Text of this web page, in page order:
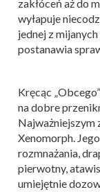
zakłóceń aż do
wyłapuje
jednej z
postanawia
Kręcąc
na dobre
Najważniejszym
Xenomorph.
rozmnażania,
pierwotny,
umiejętnie